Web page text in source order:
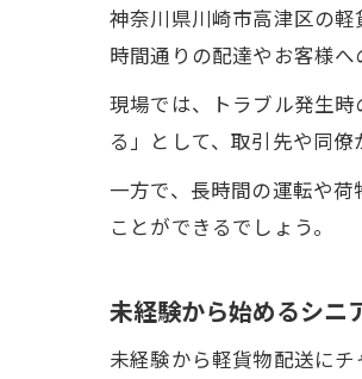
神奈川県川崎市高津区の
時間通りの配達やお客様
現場では、トラブル発生
る」として、取引先や同僚
一方で、長時間の運転や
ことができるでしょう。
未経験から始めるシニ
未経験から軽貨物配送に